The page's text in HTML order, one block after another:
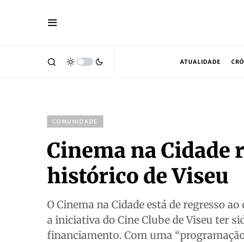
ATUALIDADE
COMUNIDADE
Cinema na Cidade
histórico de Viseu
O Cinema na Cidade está de regresso
a iniciativa do Cine Clube de Viseu ter
financiamento. Com uma